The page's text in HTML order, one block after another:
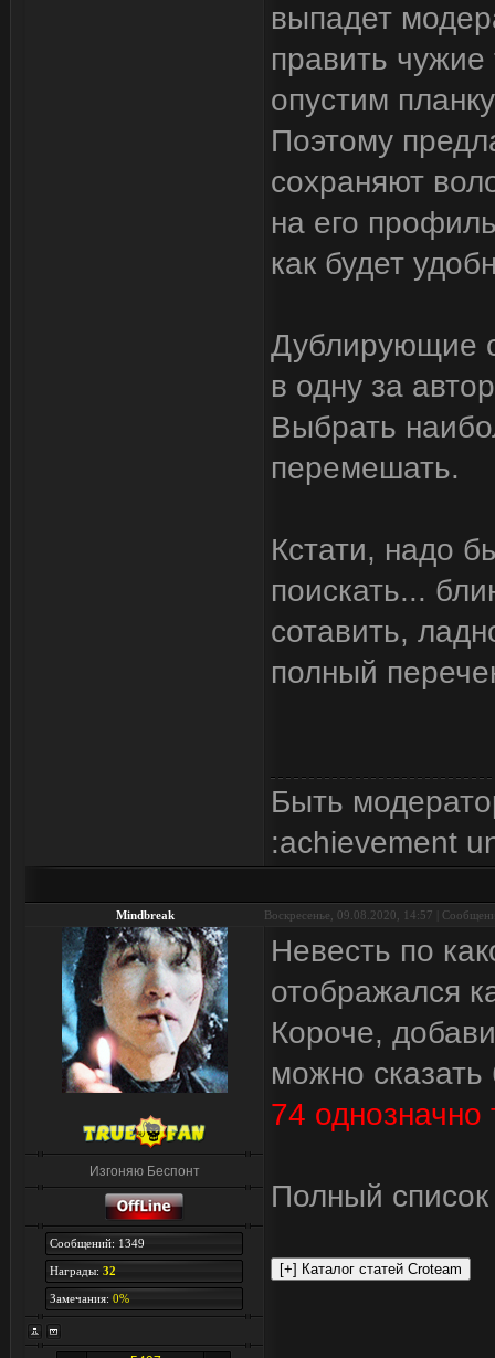
выпадет
править
опустим
Поэтому
сохраняют
на его
как будет
Дублирующие
в одну за
Выбрать
перемешать.
Кстати, надо
поискать...
сотавить,
полный
Быть
:achievement
Mindbreak Воскресенье, 09.08.2020, 14:57 |
Изгоняю Беспонт
Сообщений: 1349
Награды: 32
Замечания: 0%
Невесть по
отображался
Короче,
можно
74 однозначно
Полный список